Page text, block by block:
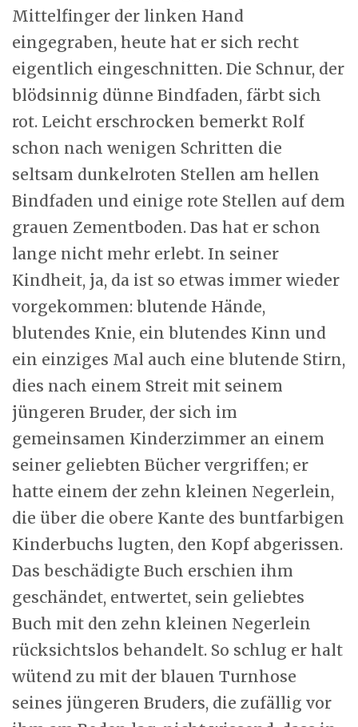
Mittelfinger der linken Hand
eingegraben, heute hat er sich recht
eigentlich eingeschnitten. Die Schnur, der
blödsinnig dünne Bindfaden, färbt sich
rot. Leicht erschrocken bemerkt Rolf
schon nach wenigen Schritten die
seltsam dunkelroten Stellen am hellen
Bindfaden und einige rote Stellen auf dem
grauen Zementboden. Das hat er schon
lange nicht mehr erlebt. In seiner
Kindheit, ja, da ist so etwas immer wieder
vorgekommen: blutende Hände,
blutendes Knie, ein blutendes Kinn und
ein einziges Mal auch eine blutende Stirn,
dies nach einem Streit mit seinem
jüngeren Bruder, der sich im
gemeinsamen Kinderzimmer an einem
seiner geliebten Bücher vergriffen; er
hatte einem der zehn kleinen Negerlein,
die über die obere Kante des buntfarbigen
Kinderbuchs lugten, den Kopf abgerissen.
Das beschädigte Buch erschien ihm
geschändet, entwertet, sein geliebtes
Buch mit den zehn kleinen Negerlein
rücksichtslos behandelt. So schlug er halt
wütend zu mit der blauen Turnhose
seines jüngeren Bruders, die zufällig vor